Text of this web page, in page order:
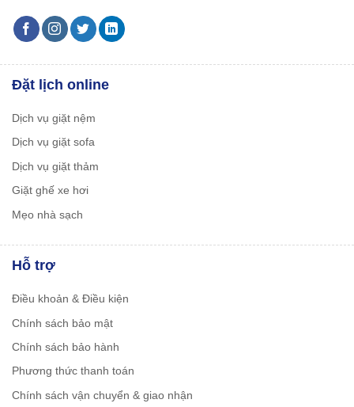
Đặt lịch online
Dịch vụ giặt nệm
Dịch vụ giặt sofa
Dịch vụ giặt thảm
Giặt ghế xe hơi
Mẹo nhà sạch
Hỗ trợ
Điều khoản & Điều kiện
Chính sách bảo mật
Chính sách bảo hành
Phương thức thanh toán
Chính sách vận chuyển & giao nhận